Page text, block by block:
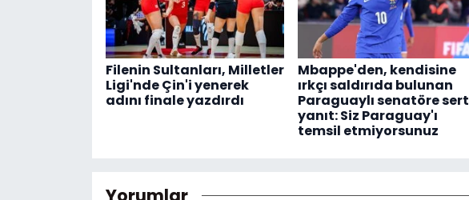
Filenin Sultanları, Milletler
Ligi'nde Çin'i yenerek
adını finale yazdırdı
Mbappe'den, kendisine
ırkçı saldırıda bulunan
Paraguaylı senatöre sert
yanıt: Siz Paraguay'ı
temsil etmiyorsunuz